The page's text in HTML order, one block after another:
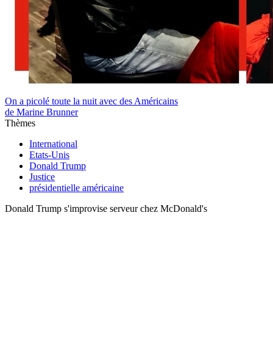
On a picolé toute la nuit avec des Américains
de Marine Brunner
Thèmes
International
Etats-Unis
Donald Trump
Justice
présidentielle américaine
Donald Trump s'improvise serveur chez McDonald's